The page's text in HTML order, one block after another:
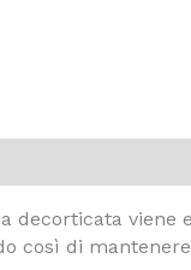
decorticata
così di